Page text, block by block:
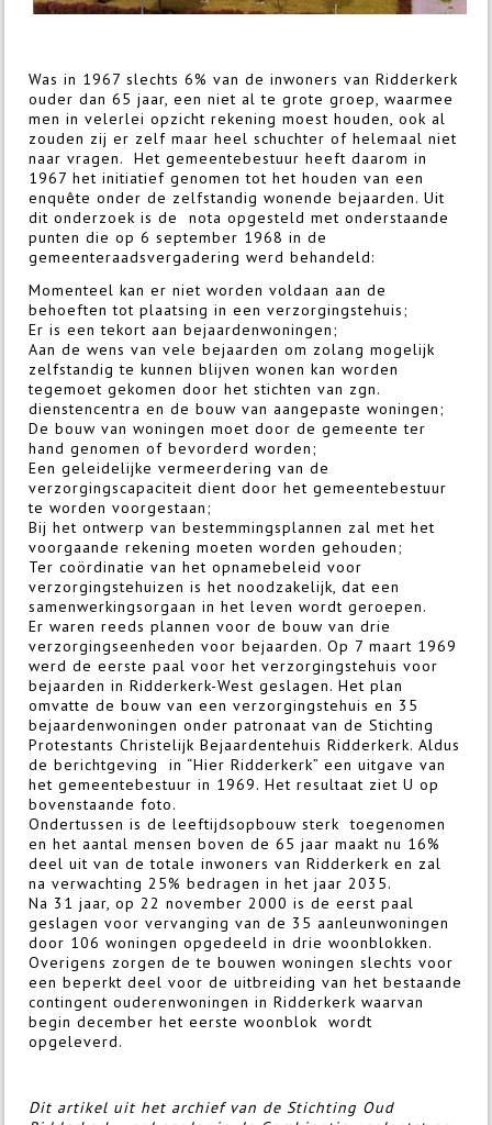
Was in 1967 slechts 6% van de inwoners van Ridderkerk
ouder dan 65 jaar, een niet al te grote groep, waarmee
men in velerlei opzicht rekening moest houden, ook al
zouden zij er zelf maar heel schuchter of helemaal niet
naar vragen. Het gemeentebestuur heeft daarom in
1967 het initiatief genomen tot het houden van een
enquête onder de zelfstandig wonende bejaarden. Uit
dit onderzoek is de nota opgesteld met onderstaande
punten die op 6 september 1968 in de
gemeenteraadsvergadering werd behandeld:
Momenteel kan er niet worden voldaan aan de
behoeften tot plaatsing in een verzorgingstehuis;
Er is een tekort aan bejaardenwoningen;
Aan de wens van vele bejaarden om zolang mogelijk
zelfstandig te kunnen blijven wonen kan worden
tegemoet gekomen door het stichten van zgn.
dienstencentra en de bouw van aangepaste woningen;
De bouw van woningen moet door de gemeente ter
hand genomen of bevorderd worden;
Een geleidelijke vermeerdering van de
verzorgingscapaciteit dient door het gemeentebestuur
te worden voorgestaan;
Bij het ontwerp van bestemmingsplannen zal met het
voorgaande rekening moeten worden gehouden;
Ter coördinatie van het opnamebeleid voor
verzorgingstehuizen is het noodzakelijk, dat een
samenwerkingsorgaan in het leven wordt geroepen.
Er waren reeds plannen voor de bouw van drie
verzorgingseenheden voor bejaarden. Op 7 maart 1969
werd de eerste paal voor het verzorgingstehuis voor
bejaarden in Ridderkerk-West geslagen. Het plan
omvatte de bouw van een verzorgingstehuis en 35
bejaardenwoningen onder patronaat van de Stichting
Protestants Christelijk Bejaardentehuis Ridderkerk. Aldus
de berichtgeving in “Hier Ridderkerk” een uitgave van
het gemeentebestuur in 1969. Het resultaat ziet U op
bovenstaande foto.
Ondertussen is de leeftijdsopbouw sterk toegenomen
en het aantal mensen boven de 65 jaar maakt nu 16%
deel uit van de totale inwoners van Ridderkerk en zal
na verwachting 25% bedragen in het jaar 2035.
Na 31 jaar, op 22 november 2000 is de eerst paal
geslagen voor vervanging van de 35 aanleunwoningen
door 106 woningen opgedeeld in drie woonblokken.
Overigens zorgen de te bouwen woningen slechts voor
een beperkt deel voor de uitbreiding van het bestaande
contingent ouderenwoningen in Ridderkerk waarvan
begin december het eerste woonblok wordt
opgeleverd.
Dit artikel uit het archief van de Stichting Oud